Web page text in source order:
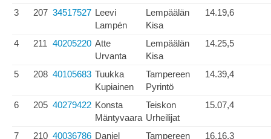
3 207 34517527 Leevi
Lampén
Lempäälän
Kisa
14.19,6
4 211 40205220 Atte
Urvanta
Lempäälän
Kisa
14.25,5
5 208 40105683 Tuukka
Kupiainen
Tampereen
Pyrintö
14.39,4
6 205 40279422 Konsta
Mäntyvaara
Teiskon
Urheilijat
15.07,4
7 210 40036786 Daniel
Tampereen
16.16,3